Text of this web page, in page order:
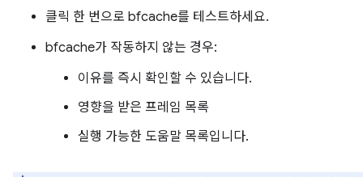
클릭 한 번으로 bfcache를 테스트하세요.
bfcache가 작동하지 않는 경우:
이유를 즉시 확인할 수 있습니다.
영향을 받은 프레임 목록
실행 가능한 도움말 목록입니다.